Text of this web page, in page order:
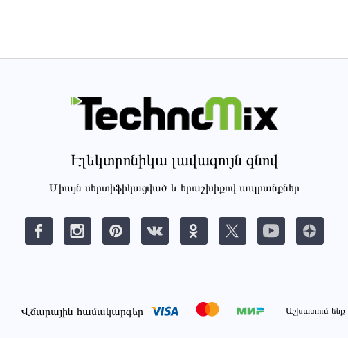
Էլեկտրոնիկա լավագույն գնով
Միայն սերտիֆիկացված և երաշխիքով ապրանքներ
Վճարային համակարգեր Աշխատում ենք